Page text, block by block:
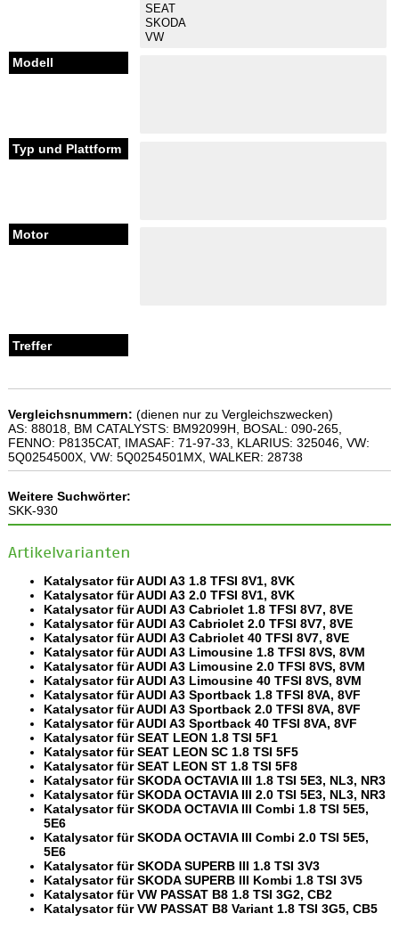
Vergleichsnummern: (dienen nur zu Vergleichszwecken)
AS: 88018, BM CATALYSTS: BM92099H, BOSAL: 090-265,
FENNO: P8135CAT, IMASAF: 71-97-33, KLARIUS: 325046, VW:
5Q0254500X, VW: 5Q0254501MX, WALKER: 28738
Weitere Suchwörter:
SKK-930
Artikelvarianten
Katalysator für AUDI A3 1.8 TFSI 8V1, 8VK
Katalysator für AUDI A3 2.0 TFSI 8V1, 8VK
Katalysator für AUDI A3 Cabriolet 1.8 TFSI 8V7, 8VE
Katalysator für AUDI A3 Cabriolet 2.0 TFSI 8V7, 8VE
Katalysator für AUDI A3 Cabriolet 40 TFSI 8V7, 8VE
Katalysator für AUDI A3 Limousine 1.8 TFSI 8VS, 8VM
Katalysator für AUDI A3 Limousine 2.0 TFSI 8VS, 8VM
Katalysator für AUDI A3 Limousine 40 TFSI 8VS, 8VM
Katalysator für AUDI A3 Sportback 1.8 TFSI 8VA, 8VF
Katalysator für AUDI A3 Sportback 2.0 TFSI 8VA, 8VF
Katalysator für AUDI A3 Sportback 40 TFSI 8VA, 8VF
Katalysator für SEAT LEON 1.8 TSI 5F1
Katalysator für SEAT LEON SC 1.8 TSI 5F5
Katalysator für SEAT LEON ST 1.8 TSI 5F8
Katalysator für SKODA OCTAVIA III 1.8 TSI 5E3, NL3, NR3
Katalysator für SKODA OCTAVIA III 2.0 TSI 5E3, NL3, NR3
Katalysator für SKODA OCTAVIA III Combi 1.8 TSI 5E5,
5E6
Katalysator für SKODA OCTAVIA III Combi 2.0 TSI 5E5,
5E6
Katalysator für SKODA SUPERB III 1.8 TSI 3V3
Katalysator für SKODA SUPERB III Kombi 1.8 TSI 3V5
Katalysator für VW PASSAT B8 1.8 TSI 3G2, CB2
Katalysator für VW PASSAT B8 Variant 1.8 TSI 3G5, CB5